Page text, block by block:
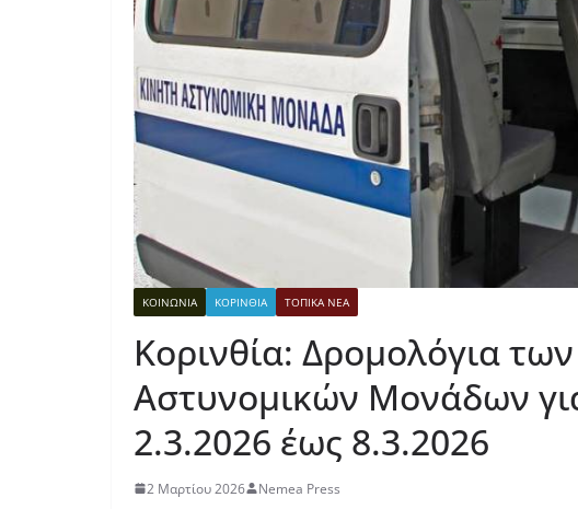
ΚΟΙΝΩΝΙΑ ΚΟΡΙΝΘΙΑ ΤΟΠΙΚΑ ΝΕΑ
Κορινθία: Δρομολόγια
Αστυνομικών Μονάδων
2.3.2026 έως 8.3.2026
2 Μαρτίου 2026 Nemea Press